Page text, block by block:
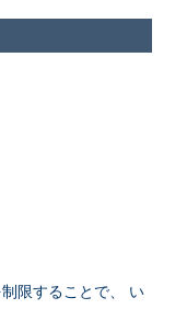
限することで、 い